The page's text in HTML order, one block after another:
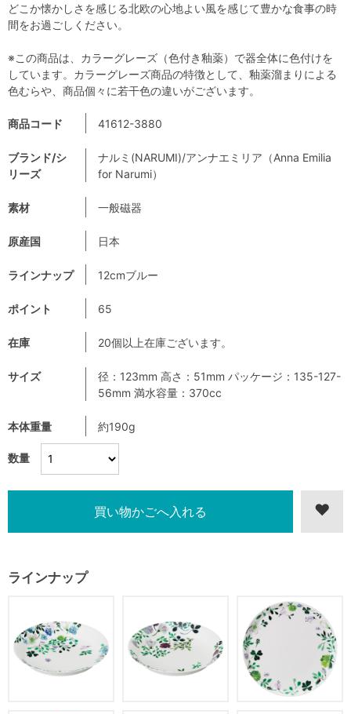
数量
商品コード 41612-3880
ブランド/シ
リーズ
ナルミ(NARUMI)/アンナエミリア（Anna Emilia
for Narumi）
素材 一般磁器
原産国 日本
ラインナップ 12cmブルー
ポイント 65
在庫 20個以上在庫ございます。
サイズ
径：123mm 高さ：51mm パッケージ：135-127-
56mm 満水容量：370cc
本体重量 約190g
ラインナップ
どこか懐かしさを感じる北欧の心地よい風を感じて豊かな食事の時
間をお過ごしください。
※この商品は、カラーグレーズ（色付き釉薬）で器全体に色付けを
しています。カラーグレーズ商品の特徴として、釉薬溜まりによる
色むらや、商品個々に若干色の違いがございます。